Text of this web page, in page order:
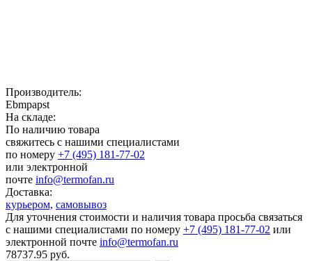
Производитель:
Ebmpapst
На складе:
По наличию товара
свяжитесь с нашими специалистами
по номеру +7 (495) 181-77-02
или электронной
почте info@termofan.ru
Доставка:
курьером, самовывоз
Для уточнения стоимости и наличия товара просьба связаться
с нашими специалистами по номеру +7 (495) 181-77-02 или
электронной почте info@termofan.ru
78737.95 руб.